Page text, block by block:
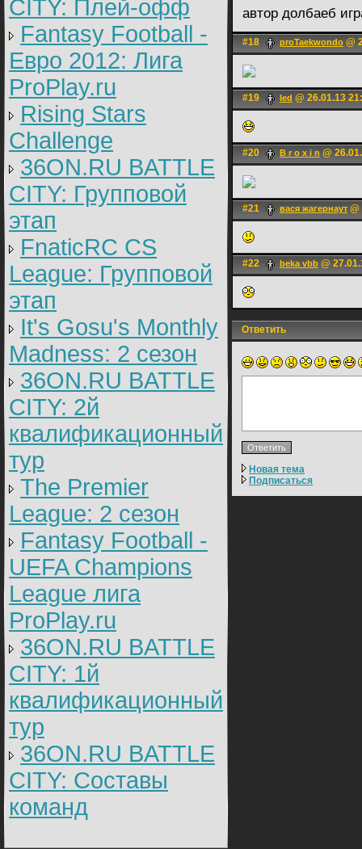
CITY: Плей-офф
Fantasy Football -
Евро 2012: Лига
ProPlay.ru
Rising Stars
Challenge
36ON.RU BATTLE
CITY: Групповой
этап
FnaticRC CS
League: Групповой
этап
It's Gosu's Monthly
Madness: 2 сезон
36ON.RU BATTLE
CITY: 2й
квалификационный
тур
The Premier
League: 2 cезон
Fantasy Football -
UEFA Champions
League лига
ProPlay.ru
36ON.RU BATTLE
CITY: 1й
квалификационный
тур
36ON.RU BATTLE
CITY: Составы
команд
автор долбаеб
#18 proTaekwondo @
#19 led @ 26.01.13
#20 B r o x i n @
#21 вася жагернаут @
#22 beka vbb @
Ответить
Новая тема
Подписаться